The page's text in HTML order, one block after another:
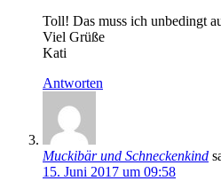
Toll! Das muss ich unbedingt
Viel Grüße
Kati
Antworten
Muckibär und Schneckenkind
15. Juni 2017 um 09:58